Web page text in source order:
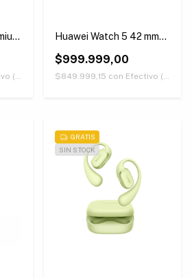
sucursales)
Huawei Watch 5 42 mm
$999.999,00
$849.999,15 con Efectivo (Únicamente retirando en nuestras sucursales)
SIN STOCK
GRATIS